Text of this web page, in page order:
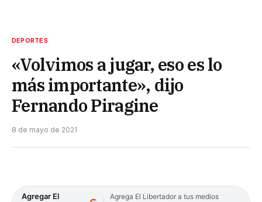
DEPORTES
«Volvimos a jugar, eso es lo
más importante», dijo
Fernando Piragine
8 de mayo de 2021
Agregar El
Agrega El Libertador a tus medios